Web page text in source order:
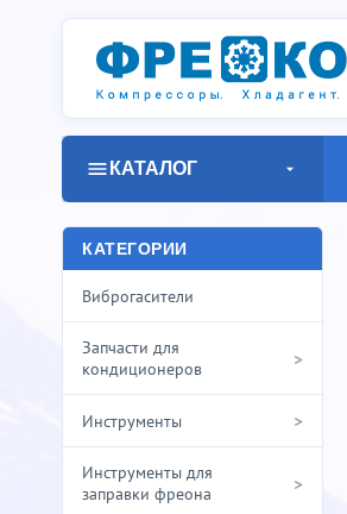
КАТАЛОГ
КАТЕГОРИИ
Виброгасители
Запчасти для
кондиционеров
>
Инструменты >
Инструменты для
заправки фреона
>